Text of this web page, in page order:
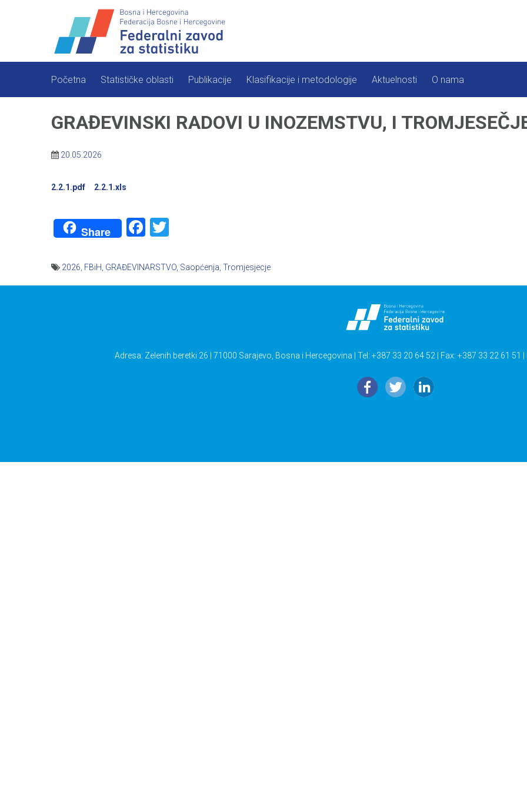
Početna Statističke oblasti Publikacije Klasifikacije i metodologije Aktuelnosti O nama
GRAĐEVINSKI RADOVI U INOZEMSTVU, I
20.05.2026
2.2.1.pdf 2.2.1.xls
Share Facebook
2026 FBiH GRAĐEVINARSTVO Saopćenja Tromjesjecje
Adresa: Zelenih beretki 26 | 71000 Sarajevo, Bosna i Hercegovina | Tel: +387 33 20 64 52 | Fax: +387 33 22 61 51 |